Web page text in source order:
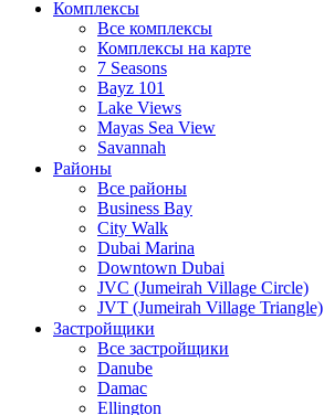
Комплексы
Все комплексы
Комплексы на карте
7 Seasons
Bayz 101
Lake Views
Mayas Sea View
Savannah
Районы
Все районы
Business Bay
City Walk
Dubai Marina
Downtown Dubai
JVC (Jumeirah Village Circle)
JVT (Jumeirah Village Triangle)
Застройщики
Все застройщики
Danube
Damac
Ellington